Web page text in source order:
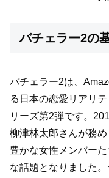
バチェラー2の
バチェラー2は、
る日本の恋愛リアリ
リーズ第2弾です。
柳津林太郎さんが務
豊かな女性メンバー
な話題となりました